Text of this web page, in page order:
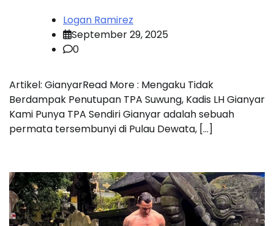
Logan Ramirez
September 29, 2025
0
Artikel: GianyarRead More : Mengaku Tidak
Berdampak Penutupan TPA Suwung, Kadis LH Gianyar
Kami Punya TPA Sendiri Gianyar adalah sebuah
permata tersembunyi di Pulau Dewata, […]